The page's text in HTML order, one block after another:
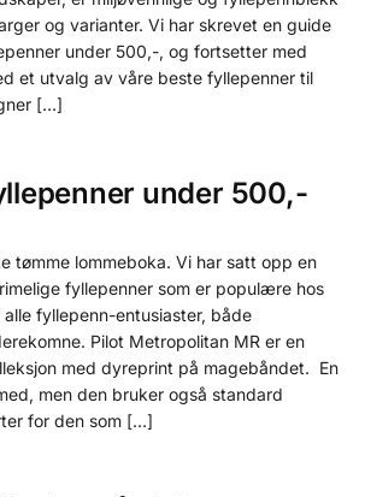
og varianter. Vi har skrevet en guide
under 500,-, og fortsetter med
et utvalg av våre beste fyllepenner til
[…]
under 500,-
tømme lommeboka. Vi har satt opp en
fyllepenner som er populære hos
fyllepenn-entusiaster, både
Pilot Metropolitan MR er en
med dyreprint på magebåndet. En
men den bruker også standard
for den som […]